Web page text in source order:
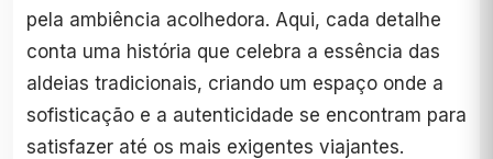
pela ambiência acolhedora. Aqui, cada detalhe
conta uma história que celebra a essência das
aldeias tradicionais, criando um espaço onde a
sofisticação e a autenticidade se encontram para
satisfazer até os mais exigentes viajantes.